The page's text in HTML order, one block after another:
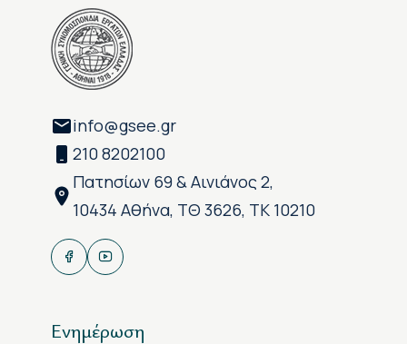
info@gsee.gr
210 8202100
Πατησίων 69 & Αινιάνος 2,
10434 Αθήνα, ΤΘ 3626, ΤΚ 10210
Ενημέρωση